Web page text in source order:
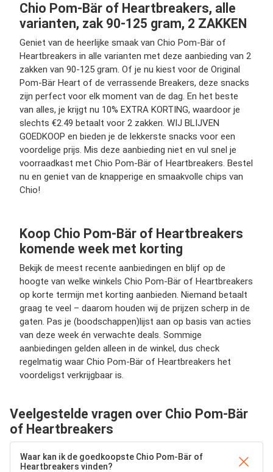
Chio Pom-Bär of Heartbreakers, alle
varianten, zak 90-125 gram, 2 ZAKKEN
Geniet van de heerlijke smaak van Chio Pom-Bär of
Heartbreakers in alle varianten met deze aanbieding van 2
zakken van 90-125 gram. Of je nu kiest voor de Original
Pom-Bär Heart of de verrassende Breakers, deze snacks
zijn perfect voor elk moment van de dag. En het beste
van alles, je krijgt nu 10% EXTRA KORTING, waardoor je
slechts €2.49 betaalt voor 2 zakken. WIJ BLIJVEN
GOEDKOOP en bieden je de lekkerste snacks voor een
voordelige prijs. Mis deze aanbieding niet en vul snel je
voorraadkast met Chio Pom-Bär of Heartbreakers. Bestel
nu en geniet van de knapperige en smaakvolle chips van
Chio!
Koop Chio Pom-Bär of Heartbreakers
komende week met korting
Bekijk de meest recente aanbiedingen en blijf op de
hoogte van welke winkels Chio Pom-Bär of Heartbreakers
op korte termijn met korting aanbieden. Niemand betaalt
graag te veel – daarom houden wij de prijzen scherp in de
gaten. Pas je (boodschappen)lijst aan op basis van acties
van deze week én verwachte deals. Sommige
aanbiedingen gelden alleen in de winkel, dus check
regelmatig waar Chio Pom-Bär of Heartbreakers het
voordeligst verkrijgbaar is.
Veelgestelde vragen over Chio Pom-Bär
of Heartbreakers
Waar kan ik de goedkoopste Chio Pom-Bär of
Heartbreakers vinden?